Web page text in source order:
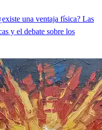
una ventaja física? Las
y el debate sobre los